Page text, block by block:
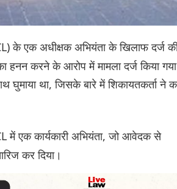
के एक अधीक्षक अभियंता के खिलाफ दर्ज
हनन करने के आरोप में मामला दर्ज किया गया
घुमाया था, जिसके बारे में शिकायतकर्ता ने
में एक कार्यकारी अभियंता, जो आवेदक से
कर दिया।